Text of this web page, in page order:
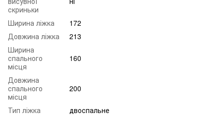
скриньки
Ширина ліжка
172
Довжина ліжка
213
Ширина
спального
місця
160
Довжина
спального
місця
200
Тип ліжка
двоспальне